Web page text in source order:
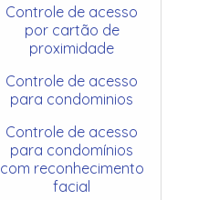
Controle de acesso
por cartão de
proximidade
Controle de acesso
para condominios
Controle de acesso
para condomínios
com reconhecimento
facial